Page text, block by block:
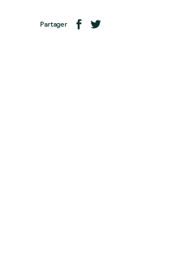
Partager